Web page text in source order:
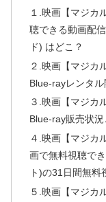
１.映画【マジカ
聴できる動画配
ド) はどこ？
２.映画【マジカ
Blue-rayレンタ
３.映画【マジカ
Blue-ray販売状
４.映画【マジカ
画で無料視聴で
ト)の31日間無料
５.映画【マジカ